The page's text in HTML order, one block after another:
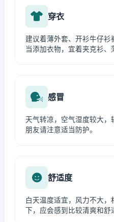
穿衣
建议着薄外套、开衫牛仔衫
当添加衣物，宜着夹克衫、
感冒
天气转凉，空气湿度较大
朋友请注意适当防护。
舒适度
白天温度适宜，风力不大
下，应会感到比较清爽和舒